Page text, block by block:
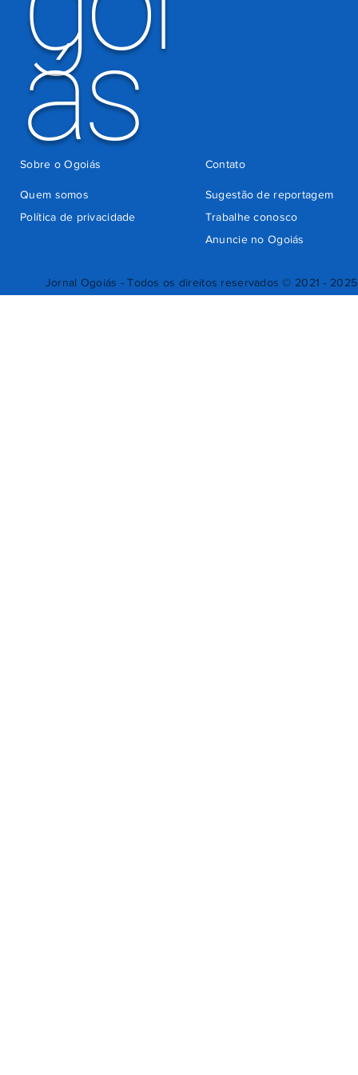
Jornal Ogoiás - Todos os direitos reservados © 2021 - 2025
ás
Quem somos
Sugestão de reportagem
Trabalhe conosco
Política de privacidade
Anuncie no Ogoiás
Contato
Sobre o Ogoiás